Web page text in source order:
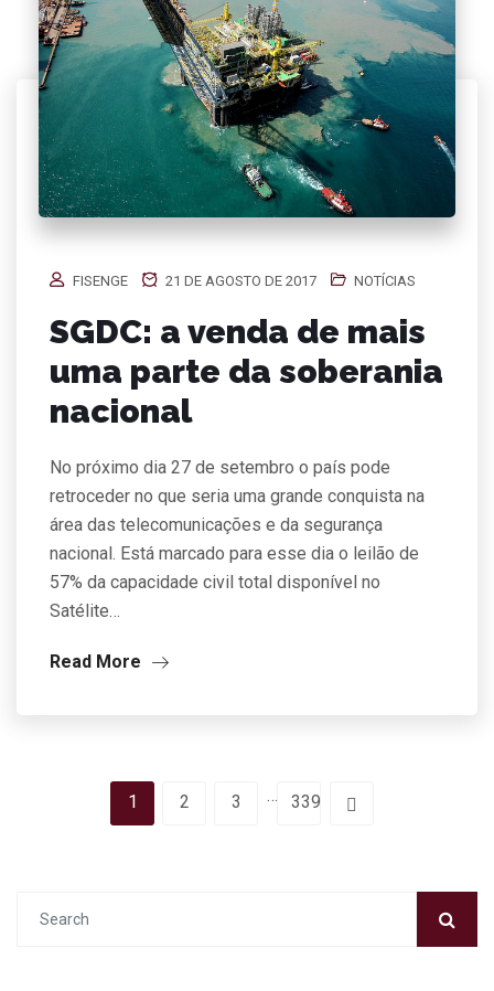
FISENGE 21 DE AGOSTO DE 2017 NOTÍCIAS
SGDC: a venda de mais
uma parte da soberania
nacional
No próximo dia 27 de setembro o país pode
retroceder no que seria uma grande conquista na
área das telecomunicações e da segurança
nacional. Está marcado para esse dia o leilão de
57% da capacidade civil total disponível no
Satélite…
Read More
1 2 3 … 339